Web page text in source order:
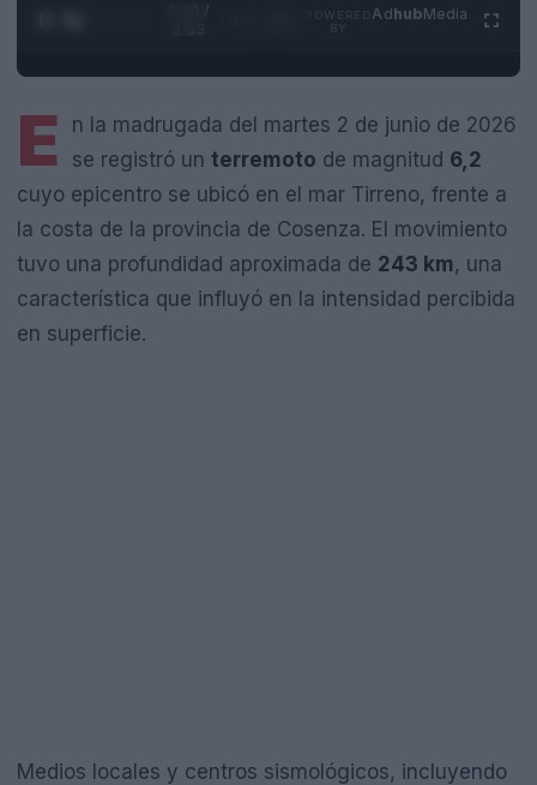
0:27 /
AdhubMedia
E
n la madrugada del martes 2 de junio de 2026
se registró un terremoto de magnitud 6,2
cuyo epicentro se ubicó en el mar Tirreno, frente a
la costa de la provincia de Cosenza. El movimiento
tuvo una profundidad aproximada de 243 km, una
característica que influyó en la intensidad percibida
en superficie.
Medios locales y centros sismológicos, incluyendo